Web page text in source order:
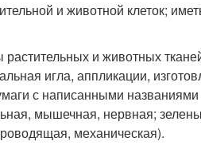
и животной клеток;
и животных
игла, аппликации,
с написанными
мышечная, нервная;
механическая).